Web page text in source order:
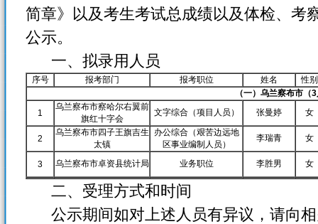
简章》以及考生考试总成绩以及体检、考
公示。
一、拟录用人员
序号 报考部门 报考职位 姓名
性别
（一）乌兰察布市（
1
乌兰察布市察哈尔右翼前
旗红十字会
文字综合（项目人员） 张曼婷 女
2
乌兰察布市四子王旗吉生
太镇
办公综合（艰苦边远地
区事业编制人员）
李瑞青 女
3 乌兰察布市卓资县统计局 业务职位 李胜男 女
二、受理方式和时间
公示期间如对上述人员有异议，请向相